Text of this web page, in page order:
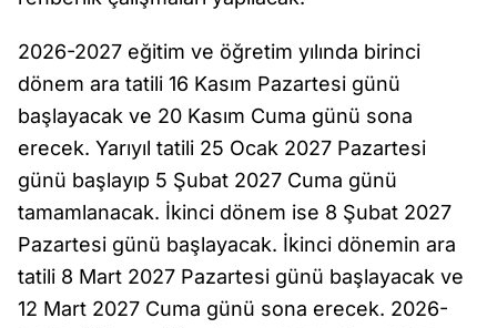
2026-2027 eğitim ve öğretim yılında birinci
dönem ara tatili 16 Kasım Pazartesi günü
başlayacak ve 20 Kasım Cuma günü sona
erecek. Yarıyıl tatili 25 Ocak 2027 Pazartesi
günü başlayıp 5 Şubat 2027 Cuma günü
tamamlanacak. İkinci dönem ise 8 Şubat 2027
Pazartesi günü başlayacak. İkinci dönemin ara
tatili 8 Mart 2027 Pazartesi günü başlayacak ve
12 Mart 2027 Cuma günü sona erecek. 2026-